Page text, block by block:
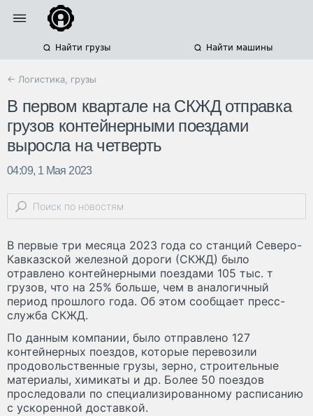
Найти грузы Найти машины
← Логистика, грузы
В первом квартале на СКЖД отправка
грузов контейнерными поездами
выросла на четверть
04:09, 1 Мая 2023
В первые три месяца 2023 года со станций Северо-
Кавказской железной дороги (СКЖД) было
отравлено контейнерными поездами 105 тыс. т
грузов, что на 25% больше, чем в аналогичный
период прошлого года. Об этом сообщает пресс-
служба СКЖД.
По данным компании, было отправлено 127
контейнерных поездов, которые перевозили
продовольственные грузы, зерно, строительные
материалы, химикаты и др. Более 50 поездов
проследовали по специализированному расписанию
с ускоренной доставкой.